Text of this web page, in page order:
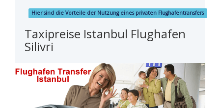
Hier sind die Vorteile der Nutzung eines privaten Flughafentransfers
Taxipreise Istanbul Flughafen
Silivri